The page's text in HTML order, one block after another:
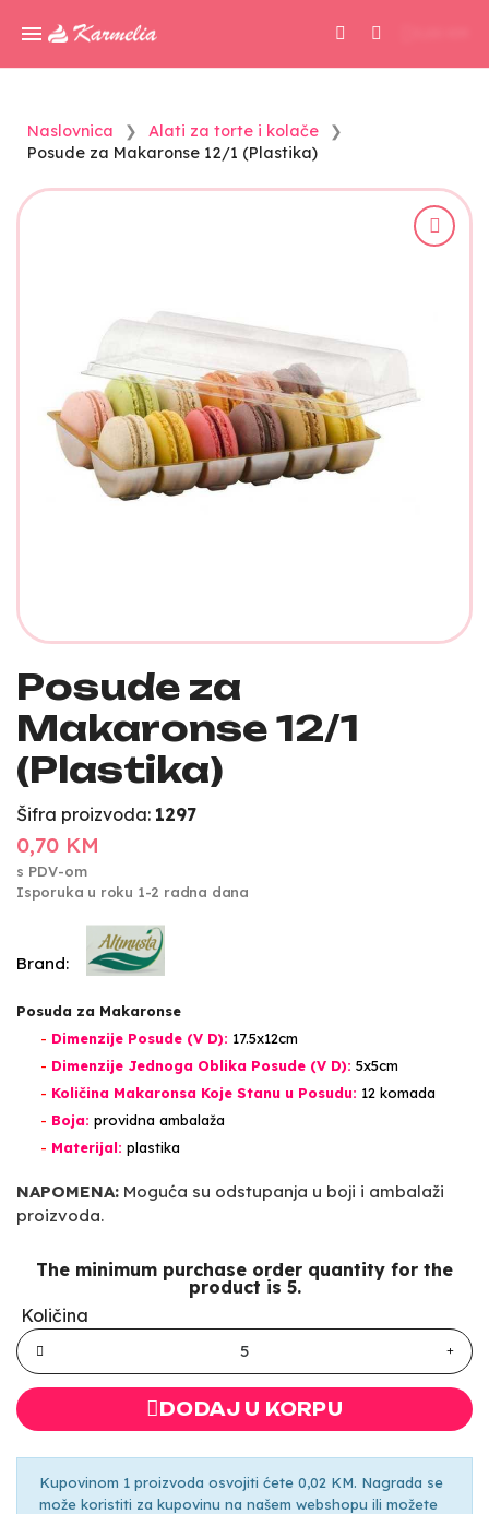
Naslovnica
Alati za torte i kolače
Posude za Makaronse 12/1 (Plastika)
Posude za
Makaronse 12/1
(Plastika)
Šifra proizvoda: 1297
0,70 KM
s PDV-om
Isporuka u roku 1-2 radna dana
Brand:
Posuda za Makaronse
- Dimenzije Posude (V D): 17.5x12cm
- Dimenzije Jednoga Oblika Posude (V D): 5x5cm
- Količina Makaronsa Koje Stanu u Posudu: 12 komada
- Boja: providna ambalaža
- Materijal: plastika
NAPOMENA: Moguća su odstupanja u boji i ambalaži
proizvoda.
The minimum purchase order quantity for the
product is 5.
Količina
DODAJ U KORPU
Kupovinom 1 proizvoda osvojiti ćete 0,02 KM. Nagrada se
može koristiti za kupovinu na našem webshopu ili možete